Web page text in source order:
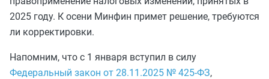
2025 году. К осени Минфин примет решение, требуются
ли корректировки.
Напомним, что с 1 января вступил в силу
Федеральный закон от 28.11.2025 № 425‑ФЗ,